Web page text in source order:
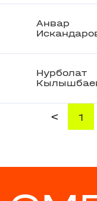
Анвар
Нурболат
< 1